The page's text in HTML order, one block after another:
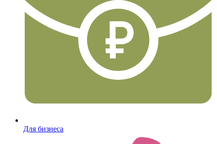
Для бизнеса